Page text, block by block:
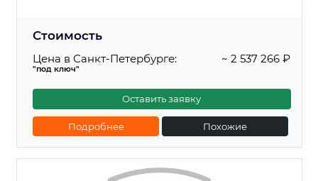
Стоимость
Цена в Санкт-Петербурге:
"под ключ"
~ 2 537 266 ₽
Оставить заявку
Подробнее Похожие